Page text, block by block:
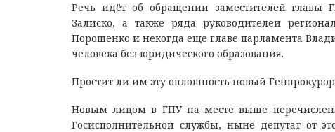
Речь идёт об обращении заместителей
Залиско, а также ряда руководителей
Порошенко и некогда еще главе парламента
человека без юридического образования.
Простит ли им эту оплошность новый
Новым лицом в ГПУ на месте выше
Госисполнительной службы, ныне депутат от